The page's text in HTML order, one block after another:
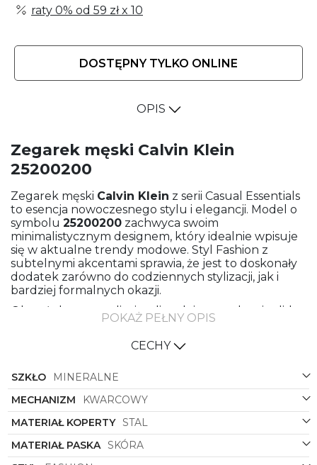
raty 0% od 59 złx 10
DOSTĘPNY TYLKO ONLINE
OPIS
Zegarek męski Calvin Klein
25200200
Zegarek męski Calvin Klein z serii Casual Essentials
to esencja nowoczesnego stylu i elegancji. Model o
symbolu 25200200 zachwyca swoim
minimalistycznym designem, który idealnie wpisuje
się w aktualne trendy modowe. Styl Fashion z
subtelnymi akcentami sprawia, że jest to doskonały
dodatek zarówno do codziennych stylizacji, jak i
bardziej formalnych okazji.
Okrągła koperta z litej stali nadaje zegarkowi solidną
i ekskluzywną estetykę, która przyciąga spojrzenia.
Kolorystyka zegarka odzwierciedla finezyjne i
modne połączenia - stalowy kolor koperty
skóry najwyższej jakości. To wyjątkowa kombinacja,
która dodaje charakteru i klasy.
Granatowa tarcza z delikatnym logo marki dodaje
zegarkowi szyku i subtelności. Dzięki kontrastowi
kolorów, granatowego i stalowego wszystkie
elementy nabierają nowego wymiaru, tworząc
POKAŻ PEŁNY OPIS
CECHY
SZKŁO
MINERALNE
MECHANIZM
KWARCOWY
MATERIAŁ KOPERTY STAL
MATERIAŁ PASKA SKÓRA